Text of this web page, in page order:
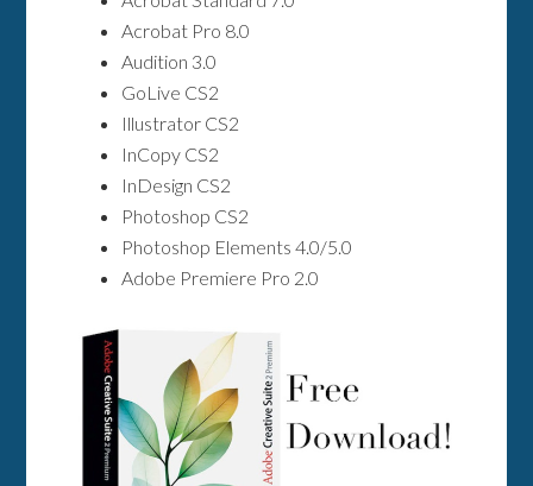
Acrobat Pro 8.0
Audition 3.0
GoLive CS2
Illustrator CS2
InCopy CS2
InDesign CS2
Photoshop CS2
Photoshop Elements 4.0/5.0
Adobe Premiere Pro 2.0